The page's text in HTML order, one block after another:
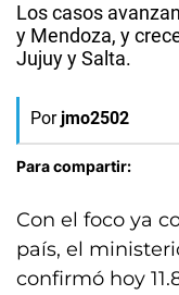
Los casos
y Mendoza, y
Jujuy y Salta.
Por jmo2502
Para compartir:
Con el foco ya
país, el
confirmó hoy